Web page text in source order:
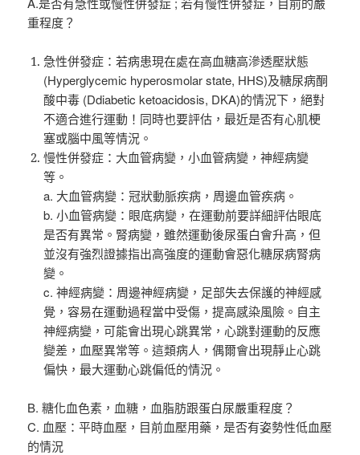
重程度？
急性併發症：若病患現在處在高血糖高滲透壓狀態
(Hyperglycemic hyperosmolar state, HHS)及糖尿病酮
酸中毒 (Ddiabetic ketoacidosis, DKA)的情況下，絕對
不適合進行運動！同時也要評估，最近是否有心肌梗
塞或腦中風等情況。
慢性併發症：大血管病變，小血管病變，神經病變
等。
a. 大血管病變：冠狀動脈疾病，周邊血管疾病。
b. 小血管病變：眼底病變，在運動前要詳細評估眼底
是否有異常。腎病變，雖然運動後尿蛋白會升高，但
並沒有強烈證據指出高強度的運動會惡化糖尿病腎病
變。
c. 神經病變：周邊神經病變，足部失去保護的神經感
覺，容易在運動過程當中受傷，提高感染風險。自主
神經病變，可能會出現心跳異常，心跳對運動的反應
變差，血壓異常等。這類病人，偶爾會出現靜止心跳
偏快，最大運動心跳偏低的情況。
B. 糖化血色素，血糖，血脂肪跟蛋白尿嚴重程度？
C. 血壓：平時血壓，目前血壓用藥，是否有姿勢性低血壓
的情況